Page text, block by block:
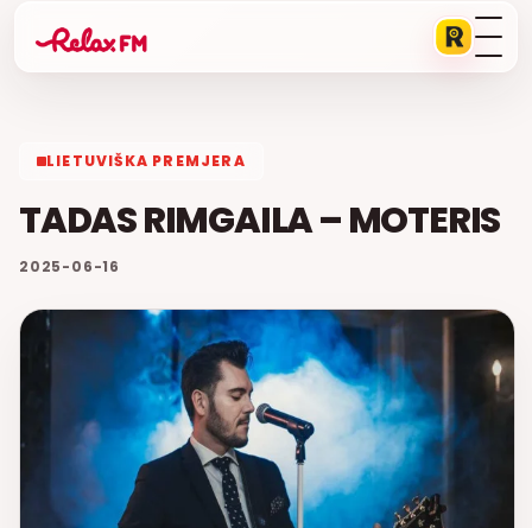
LIETUVIŠKA PREMJERA
TADAS RIMGAILA – MOTERIS
2025-06-16